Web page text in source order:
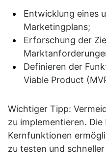
Entwicklung eines
Marketingplans;
Erforschung der
Definieren der
Viable Product
Wichtiger Tipp:
zu implementieren.
Kernfunktionen
zu testen und